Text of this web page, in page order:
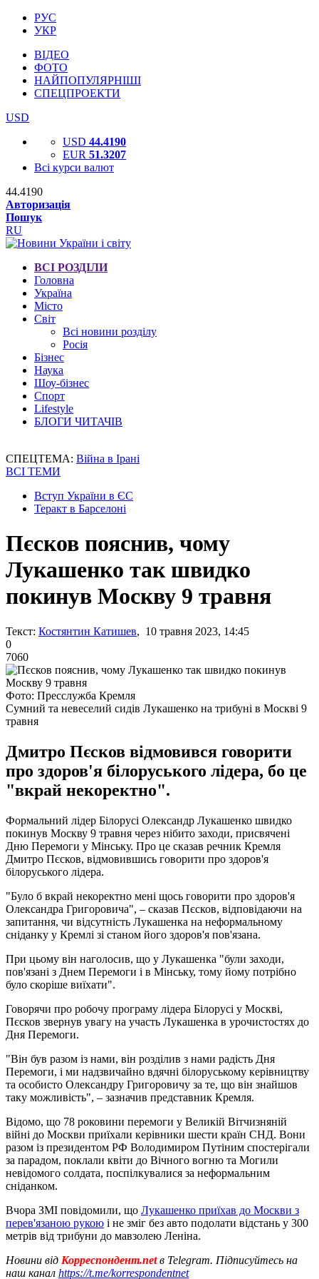
РУС
УКР
ВІДЕО
ФОТО
НАЙПОПУЛЯРНІШІ
СПЕЦПРОЕКТИ
USD
USD 44.4190
EUR 51.3207
Всі курси валют
44.4190
Авторизація
Пошук
RU
ВСІ РОЗДІЛИ
Головна
Україна
Місто
Світ
Всі новини розділу
Росія
Бізнес
Наука
Шоу-бізнес
Спорт
Lifestyle
БЛОГИ ЧИТАЧІВ
СПЕЦТЕМА: Війна в Ірані
ВСІ ТЕМИ
Вступ України в ЄС
Теракт в Барселоні
Пєсков пояснив, чому
Лукашенко так швидко
покинув Москву 9 травня
Текст: Костянтин Катишев, 10 травня 2023, 14:45
0
7060
Фото: Пресслужба Кремля
Сумний та невеселий сидів Лукашенко на трибуні в Москві 9
травня
Дмитро Пєсков відмовився говорити
про здоров'я білоруського лідера, бо це
"вкрай некоректно".
Формальний лідер Білорусі Олександр Лукашенко швидко
покинув Москву 9 травня через нібито заходи, присвячені
Дню Перемоги у Мінську. Про це сказав речник Кремля
Дмитро Пєсков, відмовившись говорити про здоров'я
білоруського лідера.
"Було б вкрай некоректно мені щось говорити про здоров'я
Олександра Григоровича", – сказав Пєсков, відповідаючи на
запитання, чи відсутність Лукашенка на неформальному
сніданку у Кремлі зі станом його здоров'я пов'язана.
При цьому він наголосив, що у Лукашенка "були заходи,
пов'язані з Днем Перемоги і в Мінську, тому йому потрібно
було скоріше виїхати".
Говорячи про робочу програму лідера Білорусі у Москві,
Пєсков звернув увагу на участь Лукашенка в урочистостях до
Дня Перемоги.
"Він був разом із нами, він розділив з нами радість Дня
Перемоги, і ми надзвичайно вдячні білоруському керівництву
та особисто Олександру Григоровичу за те, що він знайшов
таку можливість", – зазначив представник Кремля.
Відомо, що 78 роковини перемоги у Великій Вітчизняній
війні до Москви приїхали керівники шести країн СНД. Вони
разом із президентом РФ Володимиром Путіним спостерігали
за парадом, поклали квіти до Вічного вогню та Могили
невідомого солдата, поспілкувалися за неформальним
сніданком.
Вчора ЗМІ повідомили, що Лукашенко приїхав до Москви з
перев'язаною рукою і не зміг без авто подолати відстань у 300
метрів від трибуни до мавзолею Леніна.
Новини від Корреспондент.netв Telegram. Підписуйтесь на
наш канал https://t.me/korrespondentnet